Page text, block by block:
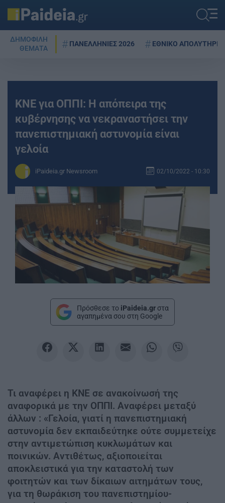
ΔΗΜΟΦΙΛΗ
ΘΕΜΑΤΑ
ΠΑΝΕΛΛΗΝΙΕΣ 2026 ΕΘΝΙΚΟ ΑΠΟΛΥΤΗΡΙΟ
ΚΝΕ για ΟΠΠΙ: Η απόπειρα της
κυβέρνησης να νεκραναστήσει την
πανεπιστημιακή αστυνομία είναι
γελοία
iPaideia.gr Newsroom 02/10/2022 - 10:30
Πρόσθεσε το iPaideia.gr στα
αγαπημένα σου στη Google
Τι αναφέρει η ΚΝΕ σε ανακοίνωσή της
αναφορικά με την ΟΠΠΙ. Αναφέρει μεταξύ
άλλων : «Γελοία, γιατί η πανεπιστημιακή
αστυνομία δεν εκπαιδεύτηκε ούτε συμμετείχε
στην αντιμετώπιση κυκλωμάτων και
ποινικών. Αντιθέτως, αξιοποιείται
αποκλειστικά για την καταστολή των
φοιτητών και των δίκαιων αιτημάτων τους,
για τη θωράκιση του πανεπιστημίου-